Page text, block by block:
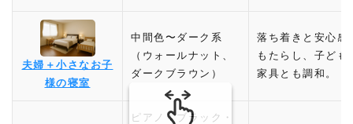
夫婦＋小さなお子
様の寝室
中間色〜ダーク系
（ウォールナット、
ダークブラウン）
落ち着きと安心感
もたらし、子ども
家具とも調和。
ピアノ：ブラック・